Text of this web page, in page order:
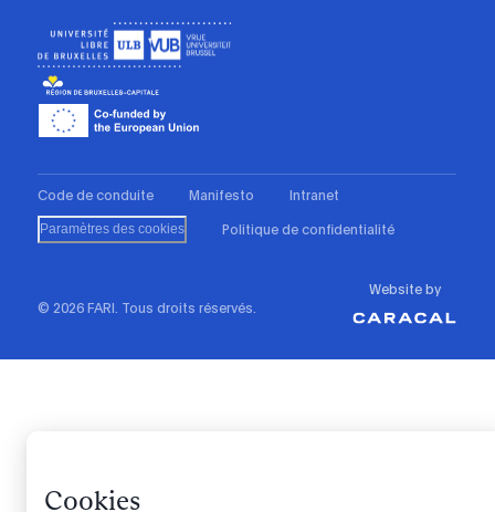
Cookies
Code de conduite Manifesto Intranet
Paramètres des cookies Politique de confidentialité
© 2026 FARI. Tous droits réservés.
Website by